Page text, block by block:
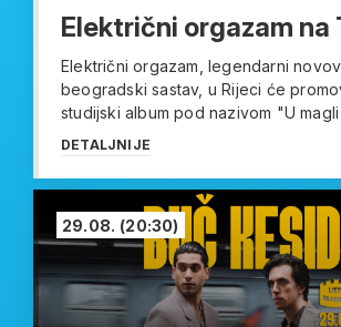
Električni orgazam na
Električni orgazam, legendarni
beogradski sastav, u Rijeci će
studijski album pod nazivom "U magli
DETALJNIJE
29.08. (20:30)